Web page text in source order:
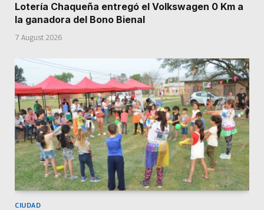
Lotería Chaqueña entregó el Volkswagen 0 Km a
la ganadora del Bono Bienal
7 August 2026
CIUDAD